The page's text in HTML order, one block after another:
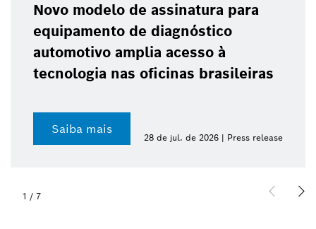
Novo modelo de assinatura para
equipamento de diagnóstico
automotivo amplia acesso à
tecnologia nas oficinas brasileiras
Saiba mais
28 de jul. de 2026 | Press release
1 / 7